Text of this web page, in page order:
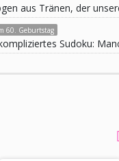
aus Tränen, der
60. Geburtstag
Sudoku: